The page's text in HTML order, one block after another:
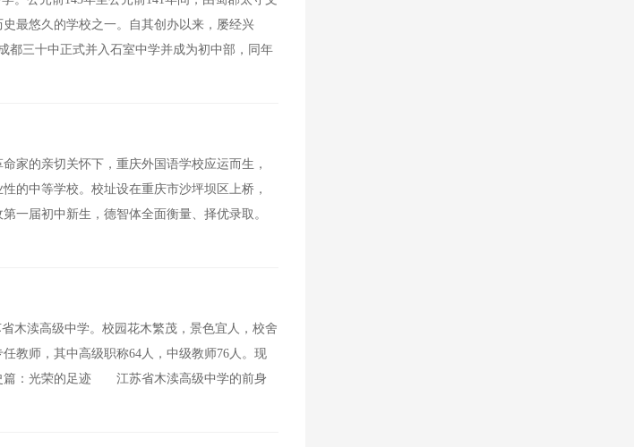
最悠久的学校之一。自其创办以来，屡经兴
都三十中正式并入石室中学并成为初中部，同年
家的亲切关怀下，重庆外国语学校应运而生，
的中等学校。校址设在重庆市沙坪坝区上桥，
一届初中新生，德智体全面衡量、择优录取。
木渎高级中学。校园花木繁茂，景色宜人，校舍
教师，其中高级职称64人，中级教师76人。现
篇：光荣的足迹 江苏省木渎高级中学的前身